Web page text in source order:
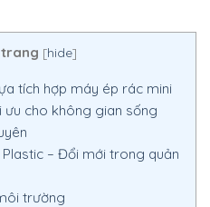
trang [hide]
tích hợp máy ép rác mini
ưu cho không gian sống
– Đổi mới trong quản
trường